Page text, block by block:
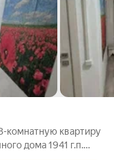
комнатную квартиру
дома 1941 г.п.